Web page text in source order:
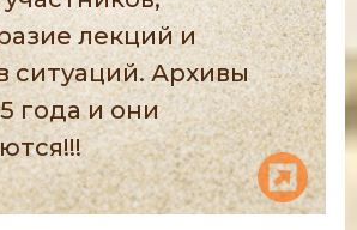
лекций и
ситуаций. Архивы
года и они